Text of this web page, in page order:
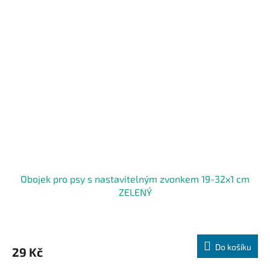
Obojek pro psy s nastavitelným zvonkem 19-32x1 cm
ZELENÝ
29 Kč Do košíku